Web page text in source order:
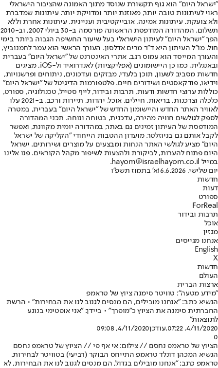
"ישראל היום" הוא גוף תקשורת שנוסד מתוך האמונה שהציבור הישראלי
ראוי לעיתונות טובה יותר, מאוזנת יותר ומדויקת יותר. עיתונות שמדברת
ולא צועקת. עיתונות אמינה, אובייקטיבית ועניינית. עיתונות אחרת וללא
תשלום. המהדורה המודפסת הראשונה פורסמה ב-30 ביולי 2007, וב-2010
הפך "ישראל היום" לעיתון הישראלי בעל שיעור החשיפה הגבוה ביותר בימי
חול. מו"ל העיתון היא ד"ר מרים אדלסון. העורך הראשי הוא עמר לחמנוביץ,
והעורך המייסד הוא עמוס רגב. אתרי האינטרנט של "ישראל היום" בעברית
ובאנגלית, כמו כן היישומונים (אפליקציות) לאנדרואיד ול-iOS, מציגים
חדשות מסביב לשעון, תוכן בלעדי, מבזקים ועדכונים, ניתוחים ופרשנויות,
וידיאו, פודקאסטים ושידורים חיים. פלטפורמות הדיגיטל של "ישראל היום"
כוללות ערוצי חדשות ודעות, תרבות ובידור, לייף סטייל, טכנולוגיה, ספורט,
כלכלה וצרכנות, בריאות, חיילים, אוכל, יהדות, תיירות ורכב. ב-2021 עלו
לאוויר האתר החדש והיישומון החדש של "ישראל היום" בעברית, במטרה
לספק לגולשים חוויה מהירה, עדכנית, בטוחה ונוחה. תכני המהדורה
המודפסת של העיתון זמינים גם באתר, במהדורה יומית מקוונת, ואפשר
לקבל אותם גם בניוזלטר. מועדון ההטבות הייחודי "הקליקה של ישראל
היום" מציע לגולשי האתר הנחות ומבצעים על מוצרים ושירותים. ישראל
היום פתוח להערות, לביקורת ולהצעות לשיפור מקהל הקוראים. פנו אלינו
במייל hayom@israelhayom.co.il.
יום שלישי, 16.6.2026
א' בתמוז תשפ"ו
חדשות
דעות
ספורט
ForReal
תרבות ובידור
אוכל
מגזין
אנחנו מגייסים
English
X
חדשות
העולם
ארצות הברית
"מידע מטעה": טוויטר סימנה ציוץ של טראמפ
הנשיא כתב: "אנחנו מובילים, הם מנסים לגנוב לנו את הבחירות" • הרשת
החברתית סימנה את הציוץ כ"מופרך" • ביידן: "אני אופטימי בנוגע
לתוצאות"
4/11/2020, 07:22
,עודכן4/11/2020, 09:08
0
הציוץ של טראמפ נחסם // צילום: אי אף פי // הציוץ של טראמפ נחסם
הנשיא המכהן דונלד טראמפ התייחס הבוקר (רביעי) בטוויטר לבחירות.
טראמפ כתב: "אנחנו מובילים בגדול, הם מנסים לגנוב לנו את הבחירות, לא